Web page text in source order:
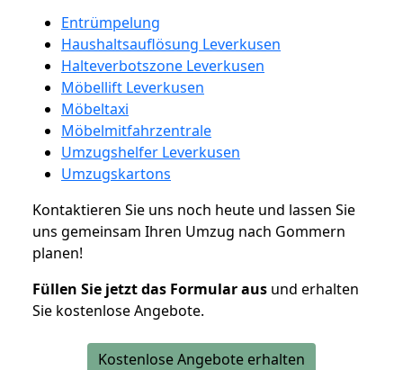
Entrümpelung
Haushaltsauflösung Leverkusen
Halteverbotszone Leverkusen
Möbellift Leverkusen
Möbeltaxi
Möbelmitfahrzentrale
Umzugshelfer Leverkusen
Umzugskartons
Kontaktieren Sie uns noch heute und lassen Sie
uns gemeinsam Ihren Umzug nach Gommern
planen!
Füllen Sie jetzt das Formular aus und erhalten
Sie kostenlose Angebote.
Kostenlose Angebote erhalten